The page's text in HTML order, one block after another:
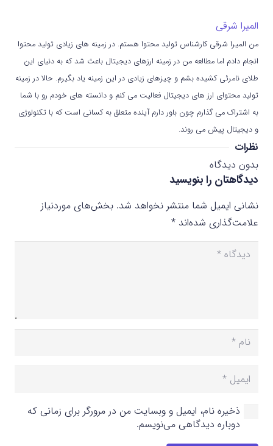
المیرا شرقی
من المیرا شرقی کارشناس تولید محتوا هستم. در زمینه های زیادی تولید محتوا
انجام دادم اما مطالعه من در زمینه ارزهای دیجیتال باعث شد که به دنیای این
طلای نامرئی کشیده بشم و چیزهای زیادی در این زمینه یاد بگیرم. حالا در زمینه
تولید محتوای ارز های دیجیتال فعالیت می کنم و دانسته های خودم رو با شما
به اشتراک می گذارم چون باور دارم آینده متعلق به کسانی است که با تکنولوژی
و دیجیتال پیش می روند.
نظرات
بدون دیدگاه
دیدگاهتان را بنویسید
نشانی ایمیل شما منتشر نخواهد شد. بخش‌های موردنیاز
علامت‌گذاری شده‌اند *
ذخیره نام، ایمیل و وبسایت من در مرورگر برای زمانی که
دوباره دیدگاهی می‌نویسم.